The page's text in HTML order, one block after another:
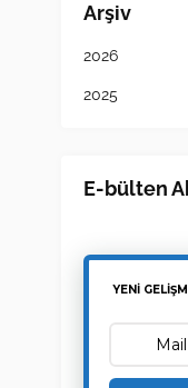
Arşiv
2026
2025
E-bülten
YENİ